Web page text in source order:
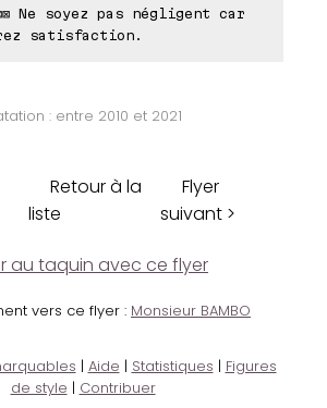
Ne soyez pas négligent car
satisfaction.
: entre 2010 et 2021
Retour à la
liste
Flyer
suivant >
au taquin avec ce flyer
vers ce flyer : Monsieur BAMBO
| Aide | Statistiques | Figures
de style | Contribuer